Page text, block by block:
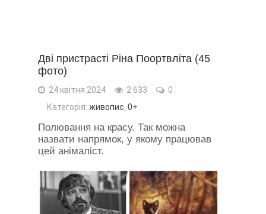
Дві пристрасті Ріна Поортвліта (45
фото)
24 квітня 2024 2 633
0
Категорія: живопис, 0+
Полювання на красу. Так можна
назвати напрямок, у якому працював
цей анімаліст.